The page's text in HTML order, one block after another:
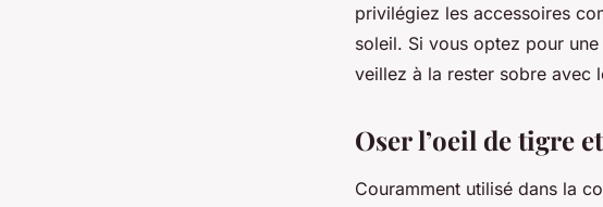
privilégiez les accessoires
soleil. Si vous optez pour
veillez à la rester sobre avec
Oser l’oeil de tigre
Couramment utilisé dans la